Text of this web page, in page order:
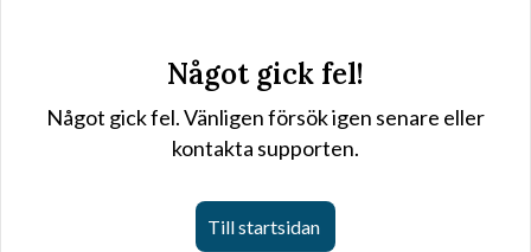
Något gick fel!
Något gick fel. Vänligen försök igen senare eller
kontakta supporten.
Till startsidan